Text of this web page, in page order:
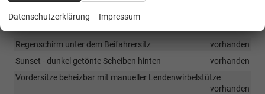
Mittelarmlehne vorne
Regenschirm unter dem Beifahrersitz
vorhanden
Sunset - dunkel getönte Scheiben hinten
vorhanden
Vordersitze beheizbar mit manueller Lendenwirbelstütze
vorhanden
Datenschutzerklärung Impressum